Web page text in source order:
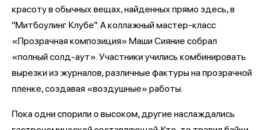
красоту в обычных вещах, найденных прямо здесь, в
"Митбоулинг Клубе". А коллажный мастер-класс
«Прозрачная композиция» Маши Сияние собрал
«полный солд-аут». Участники учились комбинировать
вырезки из журналов, различные фактуры на прозрачной
пленке, создавая «воздушные» работы.
Пока одни спорили о высоком, другие наслаждались